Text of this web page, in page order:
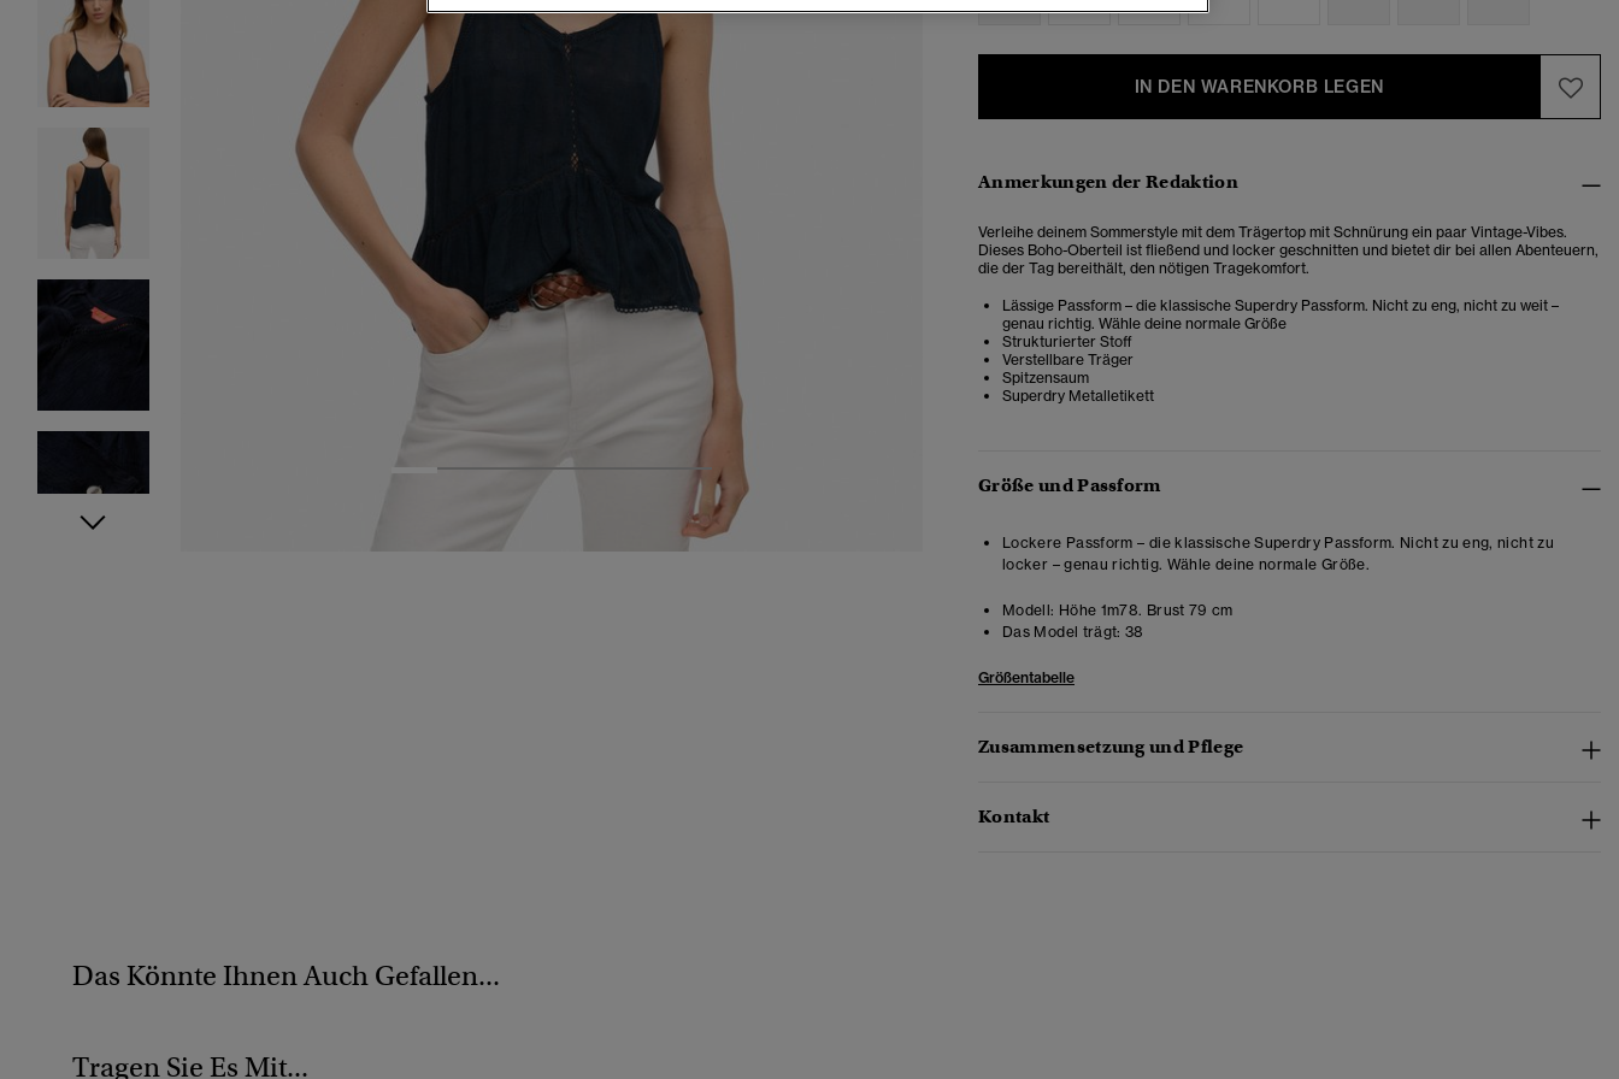
IN DEN WARENKORB LEGEN
Anmerkungen der Redaktion
Verleihe deinem Sommerstyle mit dem Trägertop mit Schnürung ein paar Vintage-Vibes.
Dieses Boho-Oberteil ist fließend und locker geschnitten und bietet dir bei allen Abenteuern,
die der Tag bereithält, den nötigen Tragekomfort.
Lässige Passform – die klassische Superdry Passform. Nicht zu eng, nicht zu weit –
genau richtig. Wähle deine normale Größe
Strukturierter Stoff
Verstellbare Träger
Spitzensaum
Superdry Metalletikett
Größe und Passform
Lockere Passform – die klassische Superdry Passform. Nicht zu eng, nicht zu
locker – genau richtig. Wähle deine normale Größe.
Modell: Höhe 1m78. Brust 79 cm
Das Model trägt: 38
Größentabelle
Zusammensetzung und Pflege
Kontakt
Das Könnte Ihnen Auch Gefallen...
Tragen Sie Es Mit...